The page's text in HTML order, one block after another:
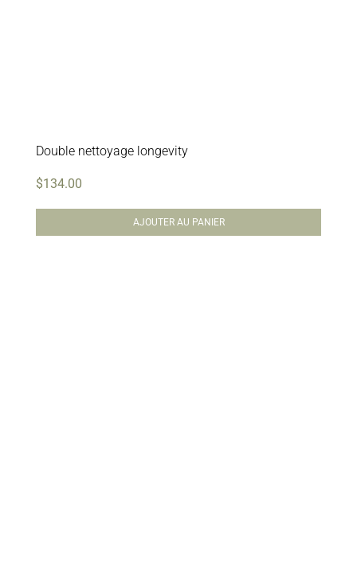
Double nettoyage longevity
$134.00
AJOUTER AU PANIER